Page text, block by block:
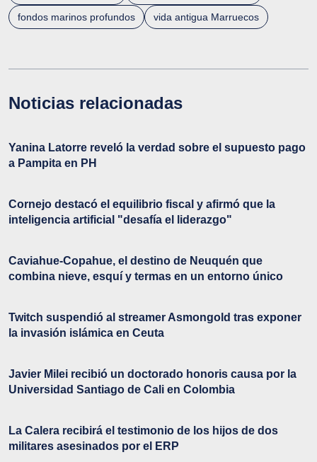
fondos marinos profundos vida antigua Marruecos
Noticias relacionadas
Yanina Latorre reveló la verdad sobre el supuesto pago
a Pampita en PH
Cornejo destacó el equilibrio fiscal y afirmó que la
inteligencia artificial "desafía el liderazgo"
Caviahue-Copahue, el destino de Neuquén que
combina nieve, esquí y termas en un entorno único
Twitch suspendió al streamer Asmongold tras exponer
la invasión islámica en Ceuta
Javier Milei recibió un doctorado honoris causa por la
Universidad Santiago de Cali en Colombia
La Calera recibirá el testimonio de los hijos de dos
militares asesinados por el ERP